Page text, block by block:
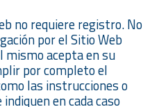
no requiere registro. No
por el Sitio Web
mismo acepta en su
por completo el
las instrucciones o
en cada caso